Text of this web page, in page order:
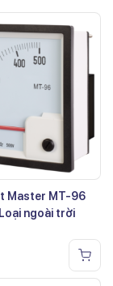
Master MT-96
ngoài trời